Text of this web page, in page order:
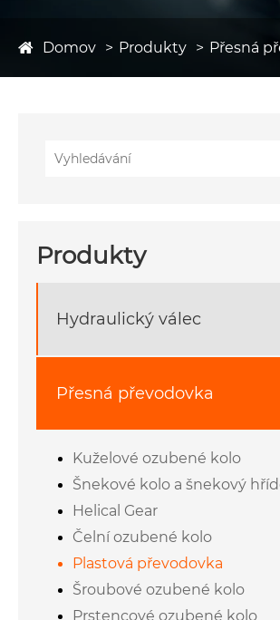
Domov Produkty Přesná
Produkty
Hydraulický válec
Přesná převodovka
Kuželové ozubené kolo
Šnekové kolo a šnekový
Helical Gear
Čelní ozubené kolo
Plastová převodovka
Šroubové ozubené kolo
Prstencové ozubené kolo